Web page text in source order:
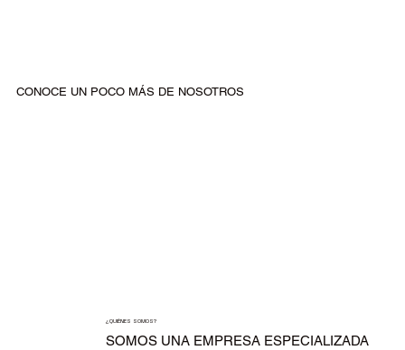
CONOCE UN POCO MÁS DE NOSOTROS
¿QUIÉNES SOMOS?
SOMOS UNA EMPRESA ESPECIALIZADA